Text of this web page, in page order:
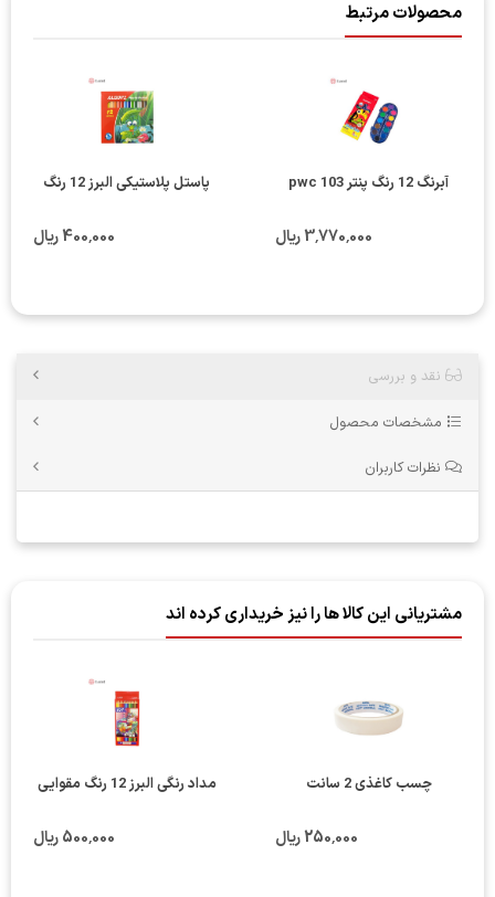
محصولات مرتبط
آبرنگ 12 رنگ پنتر pwc 103
3٬770٬000 ریال
پاستل پلاستیکی البرز 12 رنگ
400٬000 ریال
نقد و بررسی
مشخصات محصول
نظرات کاربران
مشتریانی این کالا ها را نیز خریداری کرده اند
چسب کاغذی 2 سانت
250٬000 ریال
مداد رنگی البرز 12 رنگ مقوایی
500٬000 ریال